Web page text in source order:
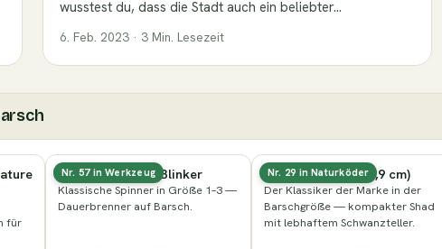
wusstest du, dass die Stadt auch ein beliebter…
6. Feb. 2023 · 3 Min. Lesezeit
Blinker
in Größe 1–3 —
Barsch.
Nr. 29 in Naturköder
Nays PRDTR 2.0 (8,9 cm)
Der Klassiker der Marke in der
Barschgröße — kompakter Shad
mit lebhaftem Schwanzteller.
Nur noch wenige
Nays VNM (8,9 cm)
Kleine Größe fürs
auf Barsch und